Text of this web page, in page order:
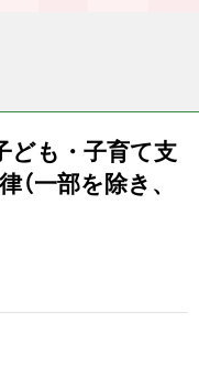
も・子育て支
一部を除き、